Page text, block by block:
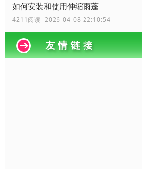
如何安装和使用伸缩雨蓬
4211阅读 2026-04-08 22:10:54